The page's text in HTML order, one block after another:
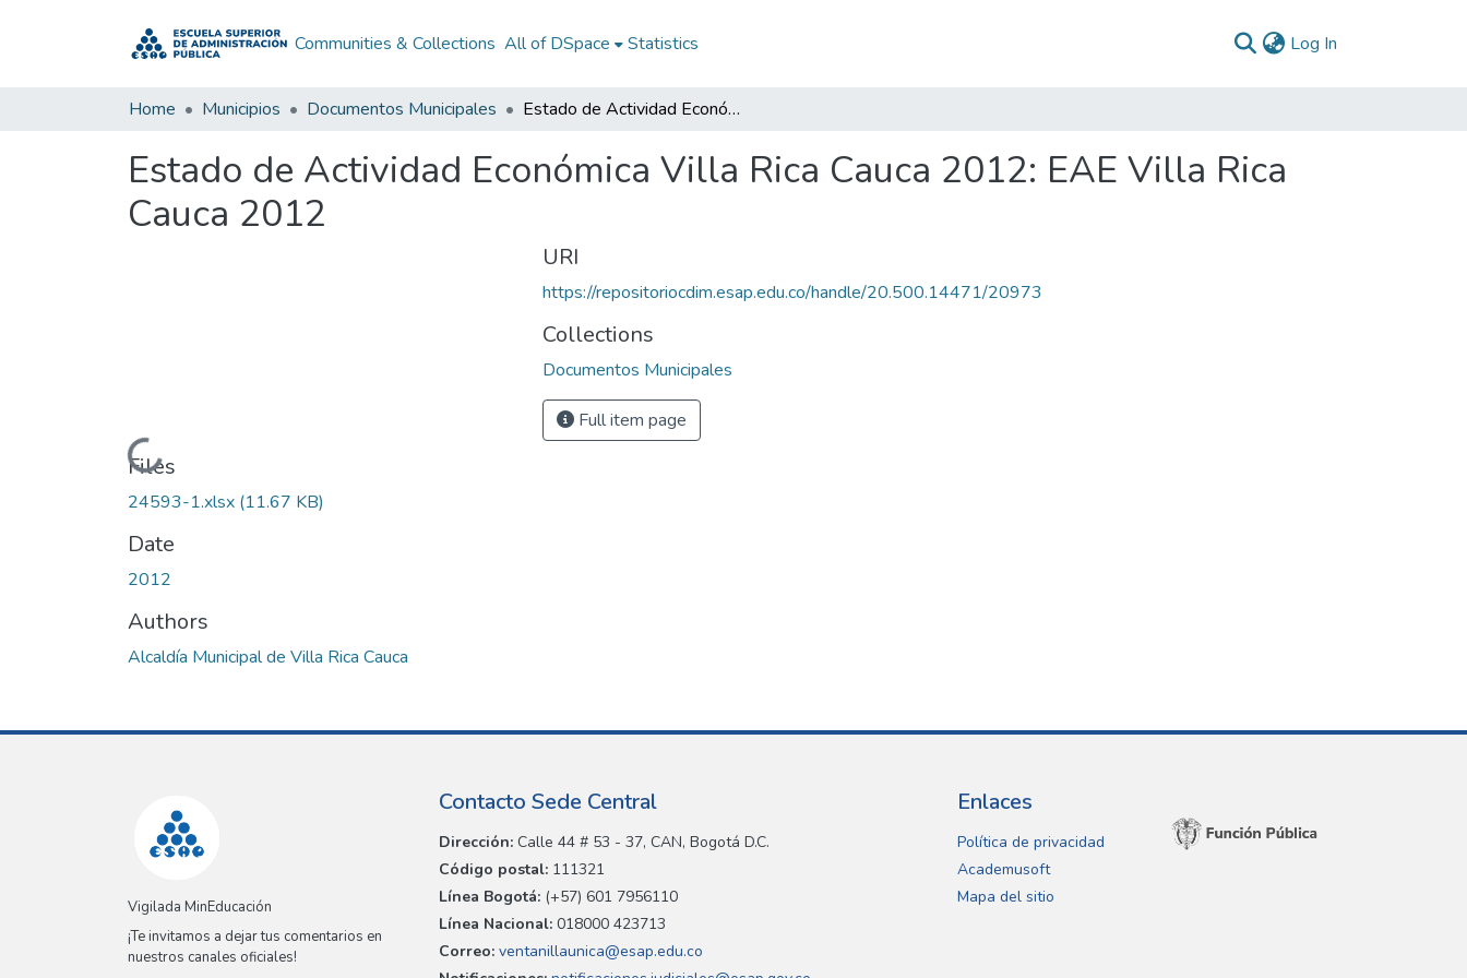
Communities & Collections All of DSpace Statistics Log In
Home Municipios Documentos Municipales Estado de Actividad Económica Villa Rica Cauca 2012: EAE Villa Rica Cauca 2012
Estado de Actividad Económica Villa Rica Cauca 2012: EAE Villa Rica
Cauca 2012
Loading...
Files
24593-1.xlsx (11.67 KB)
Date
2012
Authors
Alcaldía Municipal de Villa Rica Cauca
URI
https://repositoriocdim.esap.edu.co/handle/20.500.14471/20973
Collections
Documentos Municipales
Full item page
Vigilada MinEducación
¡Te invitamos a dejar tus comentarios en
nuestros canales oficiales!
Contacto Sede Central
Dirección: Calle 44 # 53 - 37, CAN, Bogotá D.C.
Código postal: 111321
Línea Bogotá: (+57) 601 7956110
Línea Nacional: 018000 423713
Correo: ventanillaunica@esap.edu.co
Enlaces
Política de privacidad
Academusoft
Mapa del sitio